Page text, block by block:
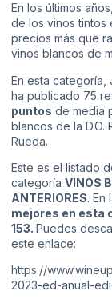
En los últimos
de los vinos tintos
precios más que
vinos blancos de
En esta categoría,
ha publicado 75
puntos de media
blancos de la D.O.
Rueda.
Este es el listado
categoría VINOS
ANTERIORES. En
mejores en esta
153. Puedes
este enlace:
https://
2023-ed-anual-